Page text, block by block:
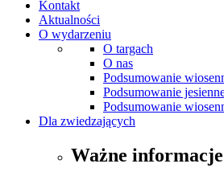
Kontakt
Aktualności
O wydarzeniu
O targach
O nas
Podsumowanie
Podsumowanie
Podsumowanie
Dla zwiedzających
Ważne informacje